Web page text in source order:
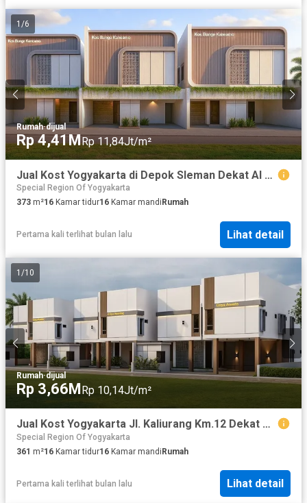
1 /6
Rumah·dijual
Rp 4,41MRp 11,84Jt/m²
Jual Kost Yogyakarta di Depok Sleman Dekat Al Azhar
Special Region Of Yogyakarta
373 m²16 Kamar tidur16 Kamar mandi Rumah
Pertama kali terlihat bulan lalu Lihat detail
1 /10
Rumah·dijual
Rp 3,66M Rp 10,14Jt/m²
Jual Kost Yogyakarta Jl. Kaliurang Km.12 Dekat Kampus UGM
Special Region Of Yogyakarta
361 m²16 Kamar tidur16 Kamar mandi Rumah
Pertama kali terlihat bulan lalu Lihat detail